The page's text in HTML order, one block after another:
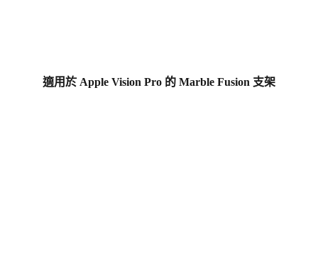
適用於 Apple Vision Pro 的 Marble Fusion 支架